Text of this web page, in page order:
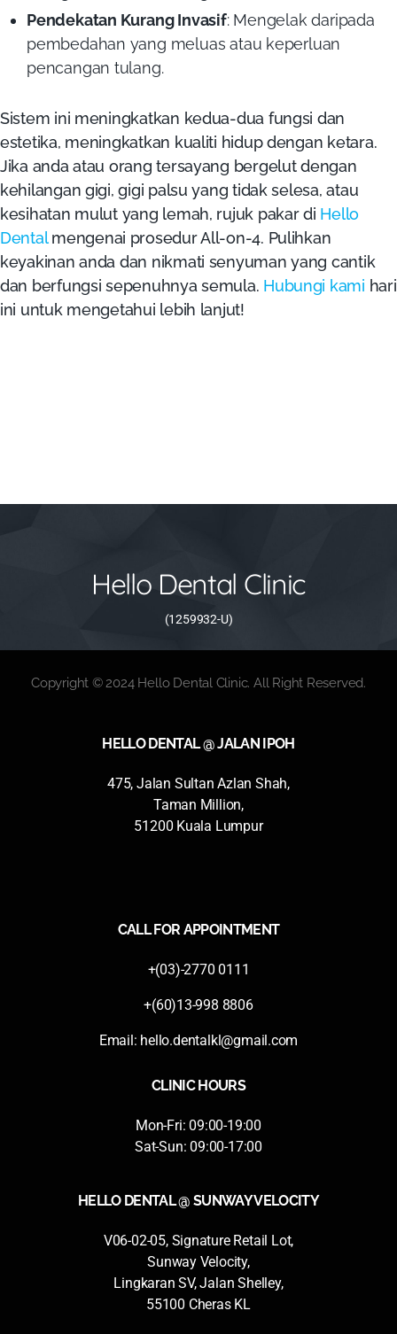
Pendekatan Kurang Invasif: Mengelak daripada
pembedahan yang meluas atau keperluan
pencangan tulang.
Sistem ini meningkatkan kedua-dua fungsi dan
estetika, meningkatkan kualiti hidup dengan ketara.
Jika anda atau orang tersayang bergelut dengan
kehilangan gigi, gigi palsu yang tidak selesa, atau
kesihatan mulut yang lemah, rujuk pakar di Hello
Dentalmengenai prosedur All-on-4. Pulihkan
keyakinan anda dan nikmati senyuman yang cantik
dan berfungsi sepenuhnya semula. Hubungi kami hari
ini untuk mengetahui lebih lanjut!
Hello Dental Clinic
(1259932-U)
Copyright © 2024 Hello Dental Clinic. All Right Reserved.
HELLO DENTAL @ JALAN IPOH
475, Jalan Sultan Azlan Shah,
Taman Million,
51200 Kuala Lumpur
CALL FOR APPOINTMENT
+(03)-2770 0111
+(60)13-998 8806
Email: hello.dentalkl@gmail.com
CLINIC HOURS
Mon-Fri: 09:00-19:00
Sat-Sun: 09:00-17:00
HELLO DENTAL @ SUNWAY VELOCITY
V06-02-05, Signature Retail Lot,
Sunway Velocity,
Lingkaran SV, Jalan Shelley,
55100 Cheras KL